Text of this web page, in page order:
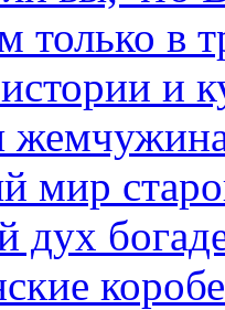
только в
и
мир
дух